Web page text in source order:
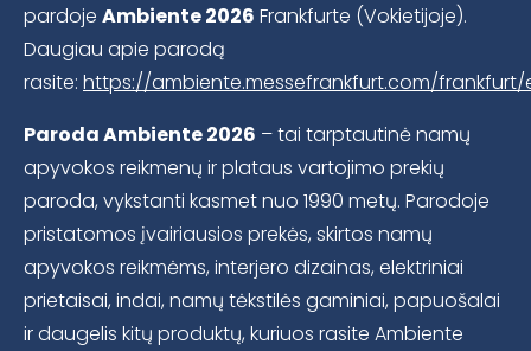
pardoje Ambiente 2026 Frankfurte (Vokietijoje).
Daugiau apie parodą
rasite: https://ambiente.messefrankfurt.com/frankfurt/
Paroda Ambiente 2026 – tai tarptautinė namų
apyvokos reikmenų ir plataus vartojimo prekių
paroda, vykstanti kasmet nuo 1990 metų. Parodoje
pristatomos įvairiausios prekės, skirtos namų
apyvokos reikmėms, interjero dizainas, elektriniai
prietaisai, indai, namų tėkstilės gaminiai, papuošalai
ir daugelis kitų produktų, kuriuos rasite Ambiente